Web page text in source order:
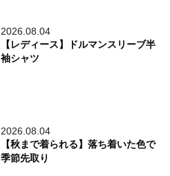
2026.08.04
【レディース】ドルマンスリーブ半
袖シャツ
2026.08.04
【秋まで着られる】落ち着いた色で
季節先取り